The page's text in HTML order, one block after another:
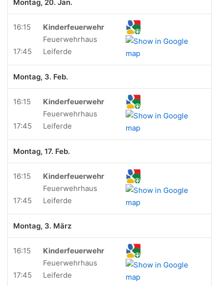
Montag, 20. Jan.
16:15
17:45
Kinderfeuerwehr
Feuerwehrhaus
Leiferde
Montag, 3. Feb.
16:15
17:45
Kinderfeuerwehr
Feuerwehrhaus
Leiferde
Montag, 17. Feb.
16:15
17:45
Kinderfeuerwehr
Feuerwehrhaus
Leiferde
Montag, 3. März
16:15
17:45
Kinderfeuerwehr
Feuerwehrhaus
Leiferde